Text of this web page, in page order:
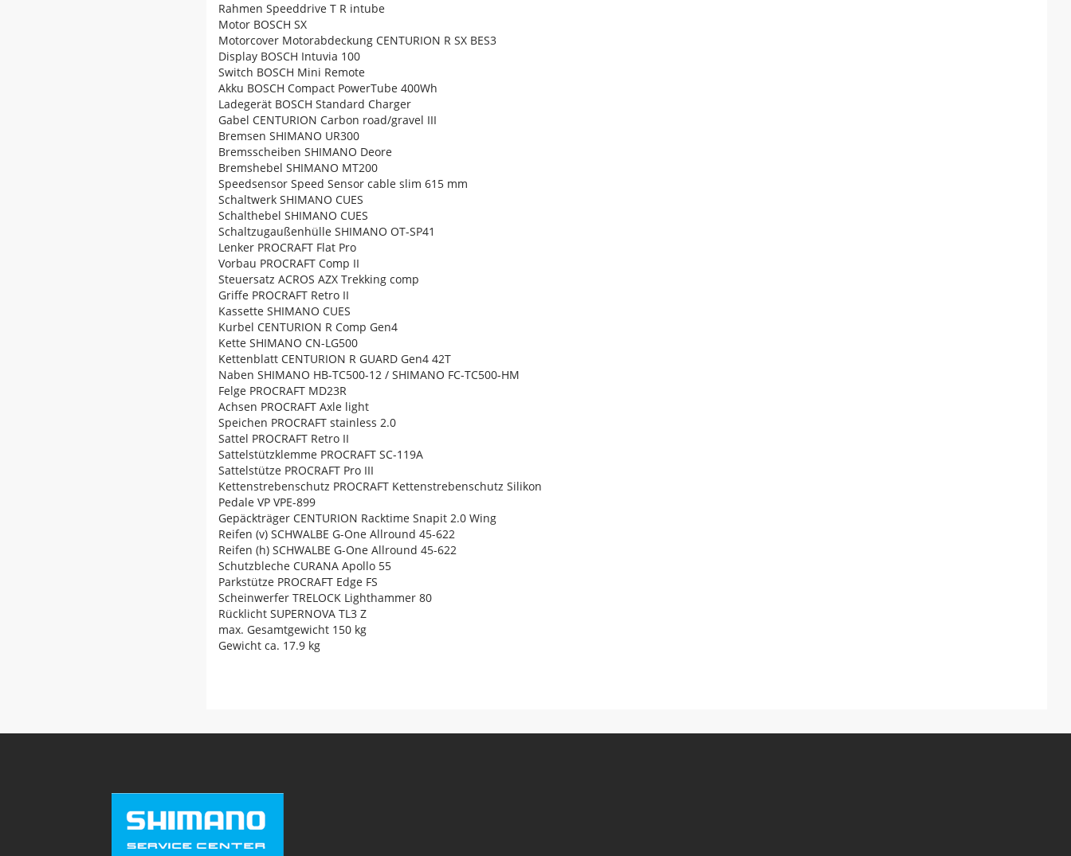
Rahmen Speeddrive T R intube
Motor BOSCH SX
Motorcover Motorabdeckung CENTURION R SX BES3
Display BOSCH Intuvia 100
Switch BOSCH Mini Remote
Akku BOSCH Compact PowerTube 400Wh
Ladegerät BOSCH Standard Charger
Gabel CENTURION Carbon road/gravel III
Bremsen SHIMANO UR300
Bremsscheiben SHIMANO Deore
Bremshebel SHIMANO MT200
Speedsensor Speed Sensor cable slim 615 mm
Schaltwerk SHIMANO CUES
Schalthebel SHIMANO CUES
Schaltzugaußenhülle SHIMANO OT-SP41
Lenker PROCRAFT Flat Pro
Vorbau PROCRAFT Comp II
Steuersatz ACROS AZX Trekking comp
Griffe PROCRAFT Retro II
Kassette SHIMANO CUES
Kurbel CENTURION R Comp Gen4
Kette SHIMANO CN-LG500
Kettenblatt CENTURION R GUARD Gen4 42T
Naben SHIMANO HB-TC500-12 / SHIMANO FC-TC500-HM
Felge PROCRAFT MD23R
Achsen PROCRAFT Axle light
Speichen PROCRAFT stainless 2.0
Sattel PROCRAFT Retro II
Sattelstützklemme PROCRAFT SC-119A
Sattelstütze PROCRAFT Pro III
Kettenstrebenschutz PROCRAFT Kettenstrebenschutz Silikon
Pedale VP VPE-899
Gepäckträger CENTURION Racktime Snapit 2.0 Wing
Reifen (v) SCHWALBE G-One Allround 45-622
Reifen (h) SCHWALBE G-One Allround 45-622
Schutzbleche CURANA Apollo 55
Parkstütze PROCRAFT Edge FS
Scheinwerfer TRELOCK Lighthammer 80
Rücklicht SUPERNOVA TL3 Z
max. Gesamtgewicht 150 kg
Gewicht ca. 17.9 kg